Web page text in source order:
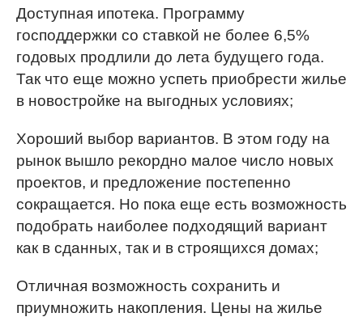
Доступная ипотека. Программу
господдержки со ставкой не более 6,5%
годовых продлили до лета будущего года.
Так что еще можно успеть приобрести жилье
в новостройке на выгодных условиях;
Хороший выбор вариантов. В этом году на
рынок вышло рекордно малое число новых
проектов, и предложение постепенно
сокращается. Но пока еще есть возможность
подобрать наиболее подходящий вариант
как в сданных, так и в строящихся домах;
Отличная возможность сохранить и
приумножить накопления. Цены на жилье